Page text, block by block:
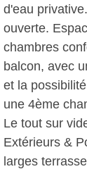
d'eau
ouverte.
chambres
balcon, avec
et la
une 4ème
Le tout sur
Extérieurs &
larges